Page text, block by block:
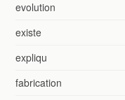
evolution
existe
expliqu
fabrication